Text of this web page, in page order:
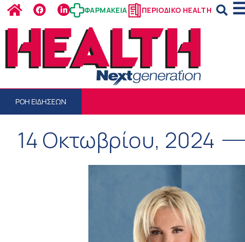
ΦΑΡΜΑΚΕΙΑ ΠΕΡΙΟΔΙΚΟ HEALTH
ΡΟΗ ΕΙΔΗΣΕΩΝ
14 Οκτωβρίου, 2024